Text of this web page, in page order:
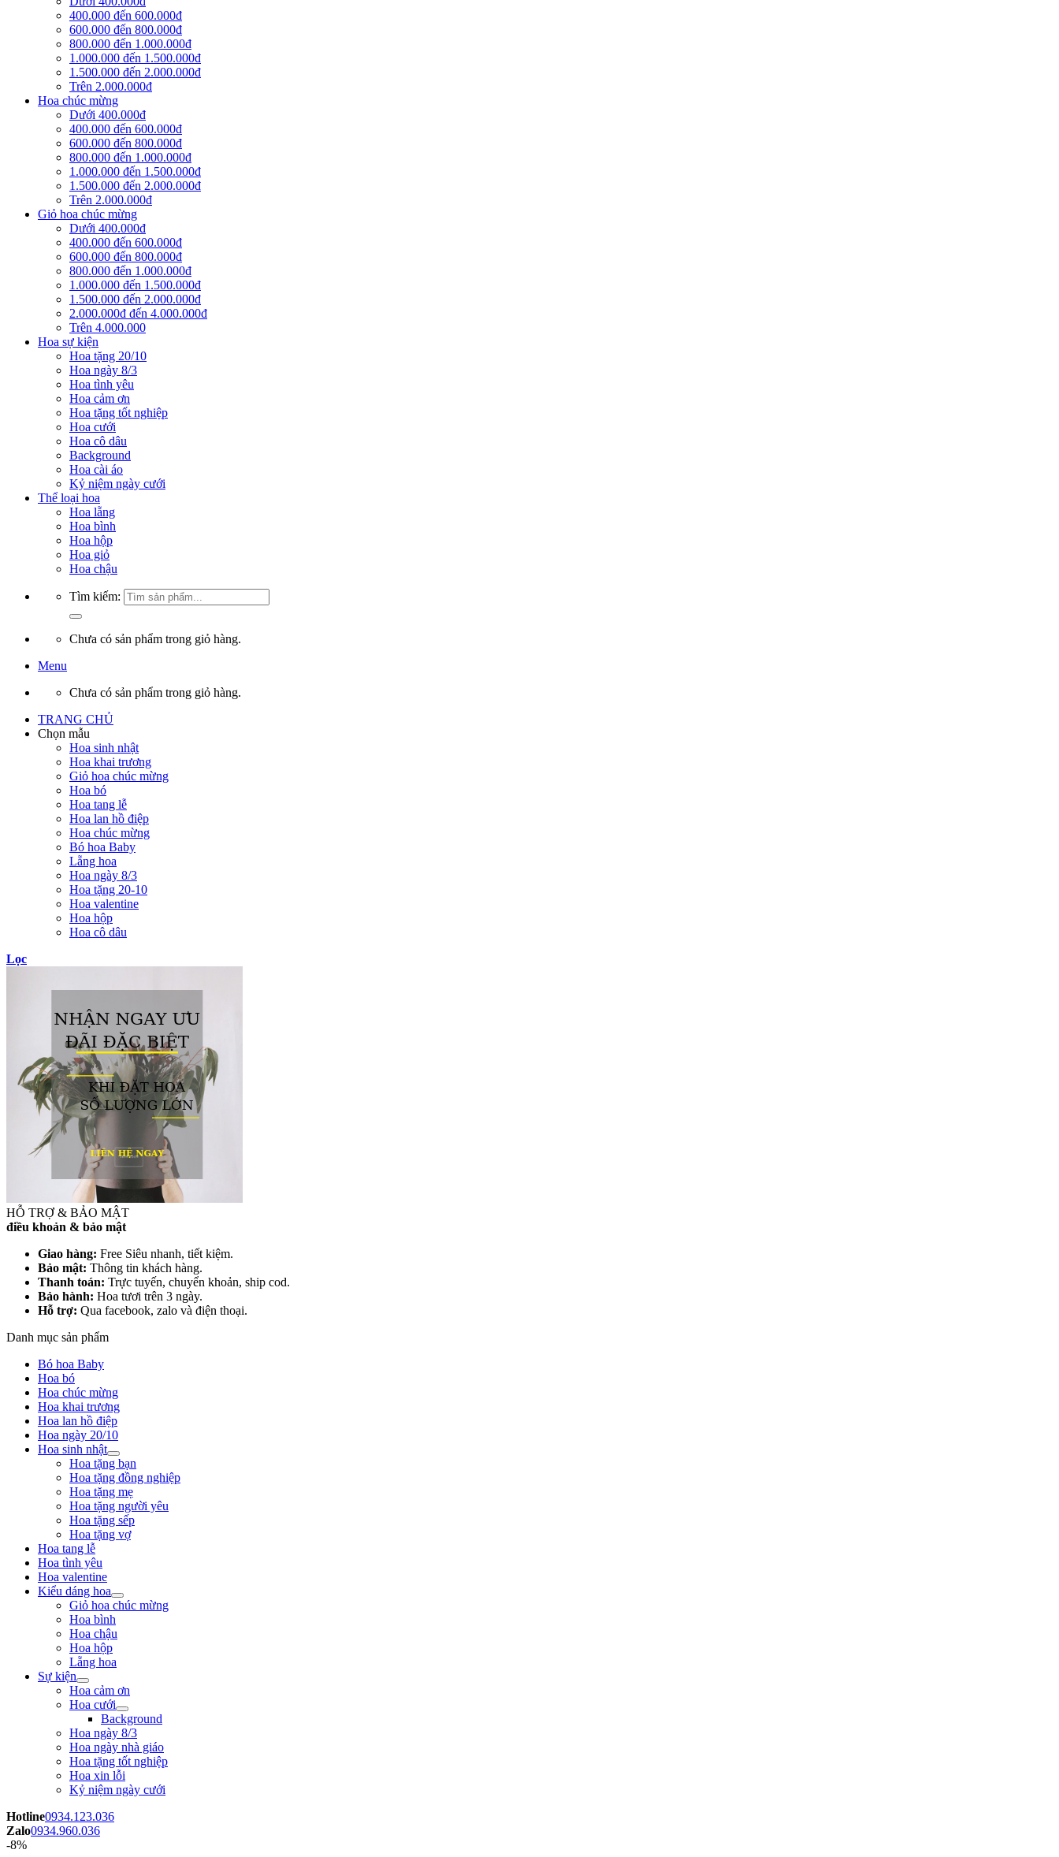
400.000 đến 600.000đ
600.000 đến 800.000đ
800.000 đến 1.000.000đ
1.000.000 đến 1.500.000đ
1.500.000 đến 2.000.000đ
Trên 2.000.000đ
Hoa chúc mừng
Dưới 400.000đ
400.000 đến 600.000đ
600.000 đến 800.000đ
800.000 đến 1.000.000đ
1.000.000 đến 1.500.000đ
1.500.000 đến 2.000.000đ
Trên 2.000.000đ
Giỏ hoa chúc mừng
Dưới 400.000đ
400.000 đến 600.000đ
600.000 đến 800.000đ
800.000 đến 1.000.000đ
1.000.000 đến 1.500.000đ
1.500.000 đến 2.000.000đ
2.000.000đ đến 4.000.000đ
Trên 4.000.000
Hoa sự kiện
Hoa tặng 20/10
Hoa ngày 8/3
Hoa tình yêu
Hoa cảm ơn
Hoa tặng tốt nghiệp
Hoa cưới
Hoa cô dâu
Background
Hoa cài áo
Kỷ niệm ngày cưới
Thể loại hoa
Hoa lẵng
Hoa bình
Hoa hộp
Hoa giỏ
Hoa chậu
Tìm kiếm:
Chưa có sản phẩm trong giỏ hàng.
Menu
Chưa có sản phẩm trong giỏ hàng.
TRANG CHỦ
Chọn mẫu
Hoa sinh nhật
Hoa khai trương
Giỏ hoa chúc mừng
Hoa bó
Hoa tang lễ
Hoa lan hồ điệp
Hoa chúc mừng
Bó hoa Baby
Lẵng hoa
Hoa ngày 8/3
Hoa tặng 20-10
Hoa valentine
Hoa hộp
Hoa cô dâu
Lọc
HỖ TRỢ & BẢO MẬT
điều khoản & bảo mật
Giao hàng: Free Siêu nhanh, tiết kiệm.
Bảo mật: Thông tin khách hàng.
Thanh toán: Trực tuyến, chuyển khoản, ship cod.
Bảo hành: Hoa tươi trên 3 ngày.
Hỗ trợ: Qua facebook, zalo và điện thoại.
Danh mục sản phẩm
Bó hoa Baby
Hoa bó
Hoa chúc mừng
Hoa khai trương
Hoa lan hồ điệp
Hoa ngày 20/10
Hoa sinh nhật
Hoa tặng bạn
Hoa tặng đồng nghiệp
Hoa tặng mẹ
Hoa tặng người yêu
Hoa tặng sếp
Hoa tặng vợ
Hoa tang lễ
Hoa tình yêu
Hoa valentine
Kiểu dáng hoa
Giỏ hoa chúc mừng
Hoa bình
Hoa chậu
Hoa hộp
Lẵng hoa
Sự kiện
Hoa cảm ơn
Hoa cưới
Background
Hoa ngày 8/3
Hoa ngày nhà giáo
Hoa tặng tốt nghiệp
Hoa xin lỗi
Kỷ niệm ngày cưới
Hotline0934.123.036
Zalo0934.960.036
-8%